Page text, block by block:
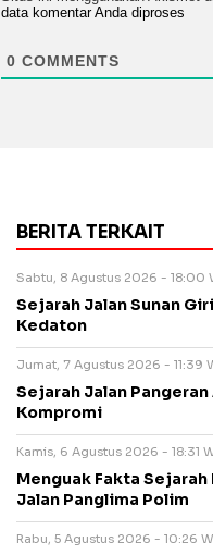
data komentar Anda diproses
0 COMMENTS
BERITA TERKAIT
Sabtu, 8 Agustus 2026 - 18:00
Sejarah Jalan Sunan
Kedaton
Jumat, 7 Agustus 2026 - 11:39
Sejarah Jalan
Kompromi
Kamis, 6 Agustus 2026 - 18:31
Menguak Fakta
Jalan Panglima Polim
Rabu, 5 Agustus 2026 - 10:26